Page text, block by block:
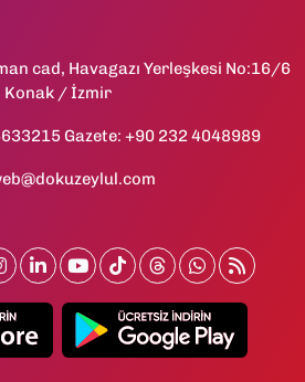
cad, Havagazı Yerleşkesi No:16/6
Konak / İzmir
Gazete: +90 232 4048989